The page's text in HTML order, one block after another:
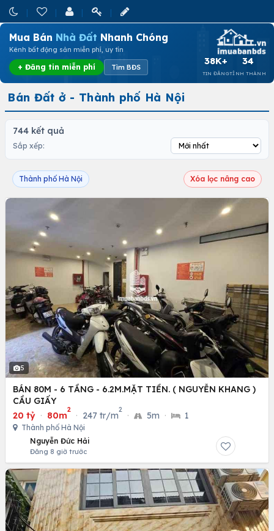
Mua Bán Nhà Đất Nhanh Chóng
Kênh bất động sản miễn phí, uy tín
+ Đăng tin miễn phí Tìm BĐS
38K+
TIN ĐĂNG
34
TỈNH THÀNH
Bán Đất ở - Thành phố Hà Nội
744 kết quả
Sắp xếp:
Thành phố Hà Nội Xóa lọc nâng cao
5
BÁN 80M - 6 TẦNG - 6.2M.MẶT TIỀN. ( NGUYỄN KHANG )
CẦU GIẤY
20 tỷ · 80m
2
· 247 tr/m
2
· 5m · 1
Thành phố Hà Nội
Nguyễn Đức Hải
Đăng 8 giờ trước